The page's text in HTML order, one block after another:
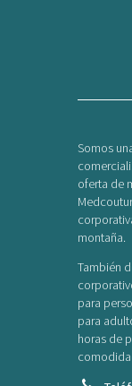
Somos
oferta de
montaña.
También
para
para
horas de